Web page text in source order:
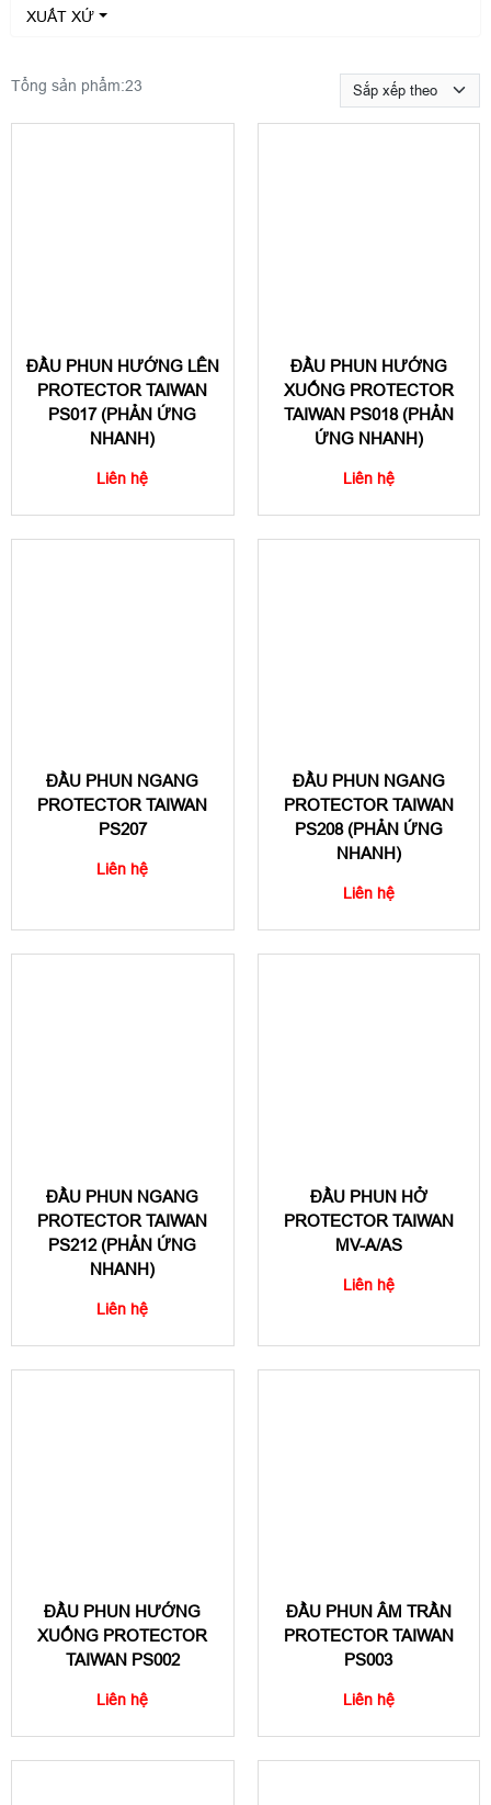
XUẤT XỨ
Tổng sản phẩm:23
ĐẦU PHUN HƯỚNG LÊN
PROTECTOR TAIWAN
PS017 (PHẢN ỨNG
NHANH)
Liên hệ
ĐẦU PHUN HƯỚNG
XUỐNG PROTECTOR
TAIWAN PS018 (PHẢN
ỨNG NHANH)
Liên hệ
ĐẦU PHUN NGANG
PROTECTOR TAIWAN
PS207
Liên hệ
ĐẦU PHUN NGANG
PROTECTOR TAIWAN
PS208 (PHẢN ỨNG
NHANH)
Liên hệ
ĐẦU PHUN NGANG
PROTECTOR TAIWAN
PS212 (PHẢN ỨNG
NHANH)
Liên hệ
ĐẦU PHUN HỞ
PROTECTOR TAIWAN
MV-A/AS
Liên hệ
ĐẦU PHUN HƯỚNG
XUỐNG PROTECTOR
TAIWAN PS002
Liên hệ
ĐẦU PHUN ÂM TRẦN
PROTECTOR TAIWAN
PS003
Liên hệ